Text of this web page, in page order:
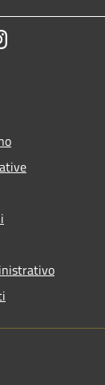
Instagram